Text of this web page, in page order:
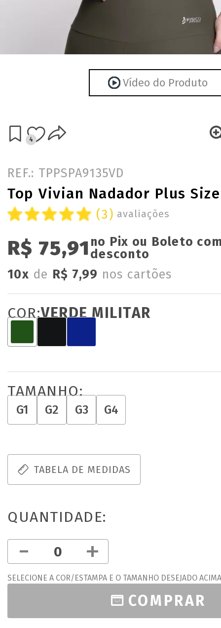
Vídeo do Produto
4
REF.: TPPSPA9135VD
Top Vivian Nadador Plus Size
(3) avaliações
R$ 75,91 no Pix ou Boleto
desconto
10x de R$ 7,99 nos cartões
COR:VERDE MILITAR
TAMANHO:
G1 G2 G3 G4
TABELA DE MEDIDAS
QUANTIDADE:
- +
SELECIONE A COR/ESTAMPA E O TAMANHO DESEJADO ACIMA
COMPRAR